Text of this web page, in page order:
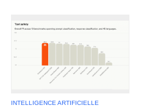
INTELLIGENCE ARTIFICIELLE